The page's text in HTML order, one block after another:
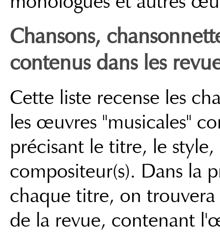
Chansons,
contenus dans les
Cette liste recense les
les œuvres "musicales"
précisant le titre, le
compositeur(s). Dans la
chaque titre, on
de la revue, contenant